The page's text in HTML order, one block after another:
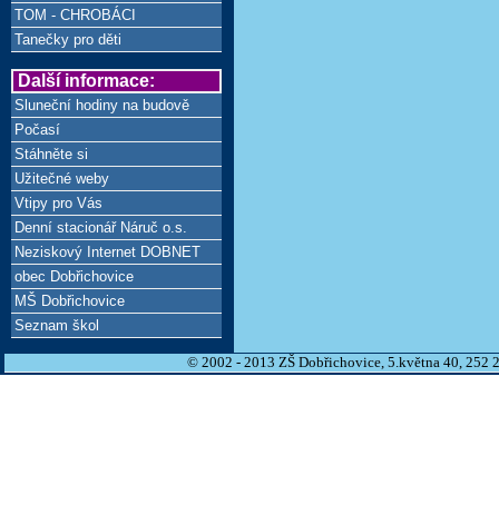
TOM - CHROBÁCI
Tanečky pro děti
Další informace:
Sluneční hodiny na budově
Počasí
Stáhněte si
Užitečné weby
Vtipy pro Vás
Denní stacionář Náruč o.s.
Neziskový Internet DOBNET
obec Dobřichovice
MŠ Dobřichovice
Seznam škol
© 2002 - 2013 ZŠ Dobřichovice, 5.května 40,